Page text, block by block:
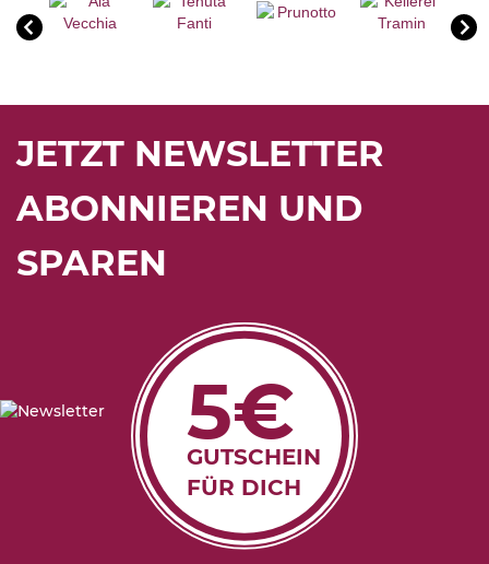
JETZT NEWSLETTER
ABONNIEREN UND
SPAREN
5€
GUTSCHEIN
FÜR DICH